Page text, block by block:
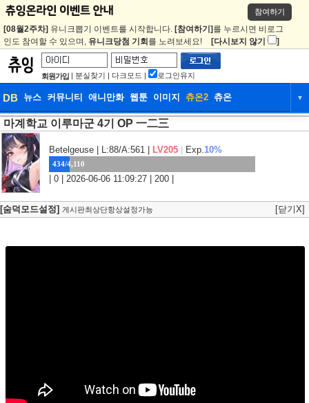
참여하기
[08월2주차] 유니크뽑기 이벤트를 시작합니다. [참여하기] 를 누르시면 비로그
인도 참여할 수 있으며, 유니크당첨 기회 를 노려보세요! [다시보지 않기 ]
회원가입 | 분실찾기 | 다크모드 | 로그인유지
DB 뉴스 커뮤니티 애니만화 웹툰 이미지 츄온2 츄온 ▼
DB 뉴스
웹툰 이미지 츄온2
마계학교 이루마군 4기 OP 一二三
Betelgeuse | L:88/A:561 | LV205 Exp.10%
434/4,110
| 0 | 2026-06-06 11:09:27 | 200 |
[숨덕모드설정] 게시판최상단항상설정가능 [닫기X]